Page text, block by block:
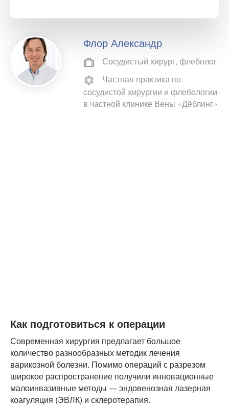
Флор Александр
Сосудистый хирург, флеболог
Частная практика по
сосудистой хирургии и флебологии
в частной клинике Вены «Дёблинг»
Как подготовиться к операции
Современная хирургия предлагает большое
количество разнообразных методик лечения
варикозной болезни. Помимо операций с разрезом
широкое распространение получили инновационные
малоинвазивные методы — эндовенозная лазерная
коагуляция (ЭВЛК) и склеротерапия.